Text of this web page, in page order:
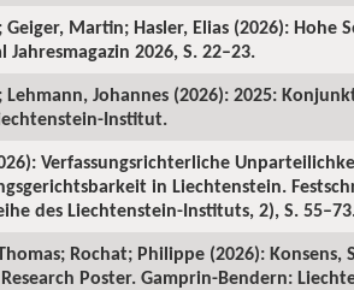
Martin; Hasler, Elias (2026):
2026, S. 22–23.
Johannes (2026): 2025:
Institut.
Verfassungsrichterliche
in Liechtenstein.
des Liechtenstein-Instituts, 2), S.
Rochat; Philippe (2026):
Poster. Gamprin-Bendern: